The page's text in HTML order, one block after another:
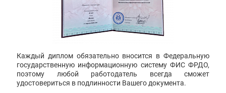
Каждый диплом обязательно вносится в Федеральную
государственную информационную систему ФИС ФРДО,
поэтому любой работодатель всегда сможет
удостовериться в подлинности Вашего документа.